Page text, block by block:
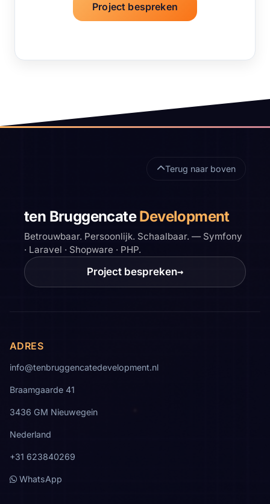
Project bespreken
Terug naar boven
ten BruggencateDevelopment
Betrouwbaar. Persoonlijk. Schaalbaar. — Symfony
· Laravel · Shopware · PHP.
Project bespreken→
ADRES
info@tenbruggencatedevelopment.nl
Braamgaarde 41
3436 GM Nieuwegein
Nederland
+31 623840269
WhatsApp